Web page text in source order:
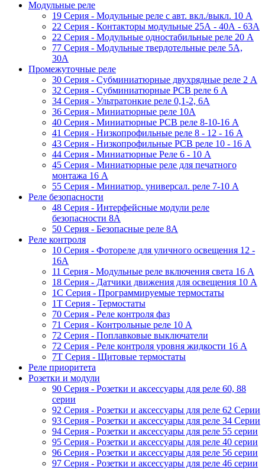
Модульные реле
19 Cерия - Модульные реле с авт. вкл./выкл. 10 A
22 Серия - Контакторы модульные 25А - 40А - 63А
22 Серия - Модульные одностабильные реле 20 A
77 Серия - Модульные твердотельные реле 5А,
30А
Промежуточные реле
30 Серия - Субминиатюрные двухрядные реле 2 A
32 Серия - Субминиатюрные PCB реле 6 A
34 Серия - Ультратонкие реле 0,1-2, 6A
36 Серия - Миниатюрные реле 10А
40 Серия - Миниатюрные PCB реле 8-10-16 A
41 Серия - Низкопрофильные реле 8 - 12 - 16 A
43 Серия - Низкопрофильные PCB реле 10 - 16 A
44 Серия - Миниатюрные Реле 6 - 10 A
45 Серия - Миниатюрные реле для печатного
монтажа 16 A
55 Cерия - Миниатюр. универсал. реле 7-10 A
Реле безопасности
48 Серия - Интерфейсные модули реле
безопасности 8А
50 Серия - Безопасные реле 8А
Реле контроля
10 Серия - Фотореле для уличного освещения 12 -
16A
11 Серия - Модульные реле включения света 16 A
18 Серия - Датчики движения для освещения 10 A
1C Серия - Программируемые термостаты
1Т Серия - Термостаты
70 Серия - Реле контроля фаз
71 Серия - Контрольные реле 10 A
72 Серия - Поплавковые выключатели
72 Серия - Реле контроля уровня жидкости 16 А
7T Серия - Щитовые термостаты
Реле приоритета
Розетки и модули
90 Серия - Розетки и аксессуары для реле 60, 88
cерии
92 Серия - Розетки и аксессуары для реле 62 Серии
93 Серия - Розетки и аксессуары для реле 34 Серии
94 Серия - Розетки и аксессуары для реле 55 серии
95 Серия - Розетки и аксессуары для реле 40 серии
96 Серия - Розетки и аксессуары для реле 56 cерии
97 Серия - Розетки и аксессуары для реле 46 cерии